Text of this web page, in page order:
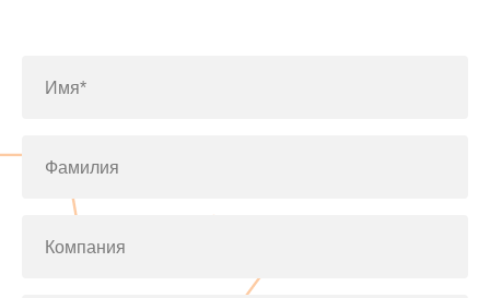
Имя*
Фамилия
Компания